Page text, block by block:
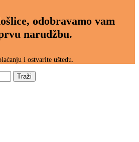
odobravamo vam
narudžbu.
i ostvarite uštedu.
Traži